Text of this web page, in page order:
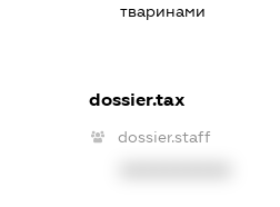
тваринами
dossier.tax
dossier.staff